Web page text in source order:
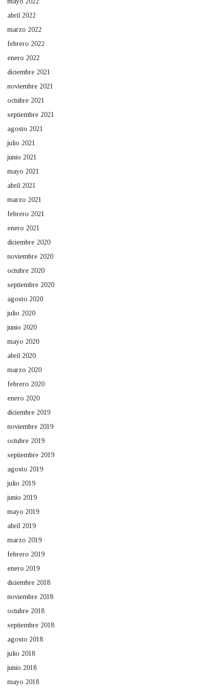
abril 2022
marzo 2022
febrero 2022
enero 2022
diciembre 2021
noviembre 2021
octubre 2021
septiembre 2021
agosto 2021
julio 2021
junio 2021
mayo 2021
abril 2021
marzo 2021
febrero 2021
enero 2021
diciembre 2020
noviembre 2020
octubre 2020
septiembre 2020
agosto 2020
julio 2020
junio 2020
mayo 2020
abril 2020
marzo 2020
febrero 2020
enero 2020
diciembre 2019
noviembre 2019
octubre 2019
septiembre 2019
agosto 2019
julio 2019
junio 2019
mayo 2019
abril 2019
marzo 2019
febrero 2019
enero 2019
diciembre 2018
noviembre 2018
octubre 2018
septiembre 2018
agosto 2018
julio 2018
junio 2018
mayo 2018